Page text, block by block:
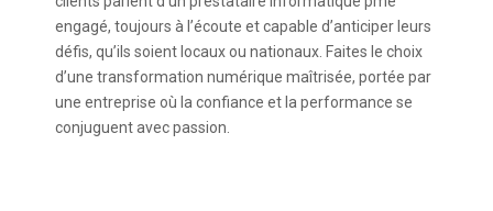
engagé, toujours à l’écoute et capable d’anticiper leurs
défis, qu’ils soient locaux ou nationaux. Faites le choix
d’une transformation numérique maîtrisée, portée par
une entreprise où la confiance et la performance se
conjuguent avec passion.